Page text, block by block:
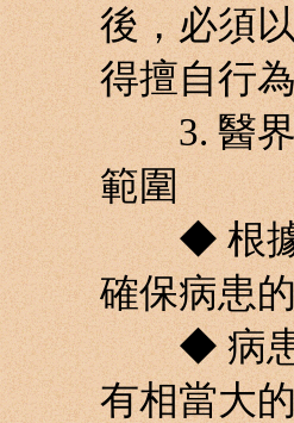
後，必須
得擅自行
3. 醫界觀
範圍
◆ 根據醫
確保病患
◆ 病患之
有相當大